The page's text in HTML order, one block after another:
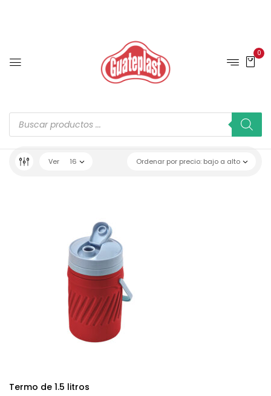
0
Ordenar por precio: bajo a alto
Ver 16
Termo de 1.5 litros